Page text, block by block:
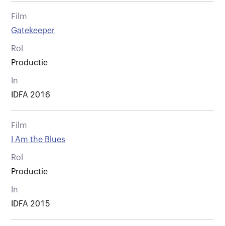
Film
Gatekeeper
Rol
Productie
In
IDFA 2016
Film
I Am the Blues
Rol
Productie
In
IDFA 2015